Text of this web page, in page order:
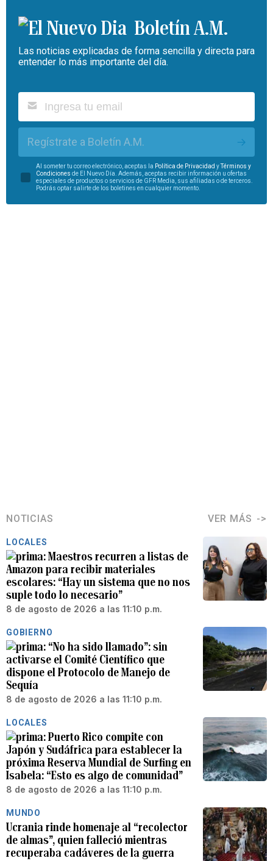
Boletín A.M.
Las noticias explicadas de forma sencilla y directa para
entender lo más importante del día.
Regístrate a Boletín A.M.
Al someter tu correo electrónico, aceptas la Política de Privacidad y
Términos y
Condiciones de El Nuevo Día. Además, aceptas recibir información u ofertas
especiales de productos o servicios de GFR Media, sus afiliadas o de terceros.
Podrás optar salirte de los boletines en cualquier momento.
NOTICIAS VER MÁS
LOCALES
Maestros recurren a listas de
Amazon para recibir materiales
escolares: “Hay un sistema que no nos
suple todo lo necesario”
8 de agosto de 2026 a las 11:10 p.m.
GOBIERNO
“No ha sido llamado”: sin
activarse el Comité Científico que
dispone el Protocolo de Manejo de
Sequía
8 de agosto de 2026 a las 11:10 p.m.
LOCALES
Puerto Rico compite con
Japón y Sudáfrica para establecer la
próxima Reserva Mundial de Surfing en
Isabela: “Esto es algo de comunidad”
8 de agosto de 2026 a las 11:10 p.m.
MUNDO
Ucrania rinde homenaje al “recolector
de almas”, quien falleció mientras
recuperaba cadáveres de la guerra